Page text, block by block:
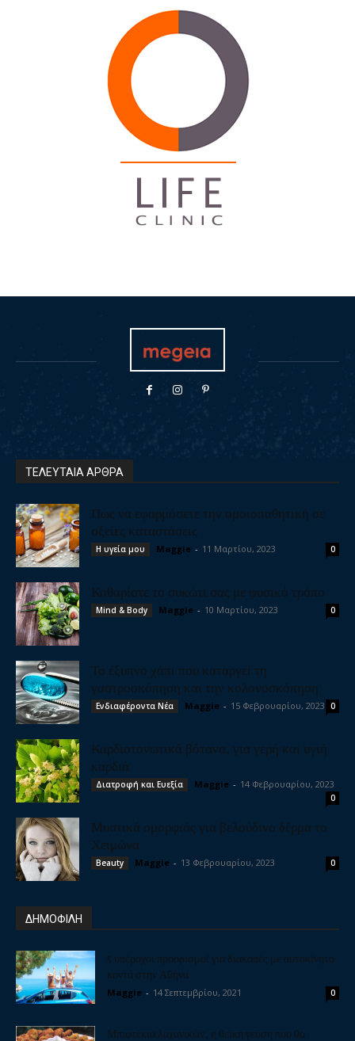
ΤΕΛΕΥΤΑΙΑ ΑΡΘΡΑ
Πως να εφαρμόσετε την ομοιοπαθητική σε
οξείες καταστάσεις
Η υγεία μου Maggie - 11 Μαρτίου, 2023 0
Καθαρίστε το συκώτι σας με φυσικό τρόπο
Mind & Body Maggie - 10 Μαρτίου, 2023 0
Το έξυπνο χάπι που καταργεί τη
γαστροσκόπηση και την κολονοσκόπηση
Ενδιαφέροντα Νέα Maggie - 15 Φεβρουαρίου, 2023 0
Καρδιοτονωτικά βότανα, για γερή και υγιή
καρδιά
Διατροφή και Ευεξία Maggie - 14 Φεβρουαρίου, 2023
0
Μυστικά ομορφιάς για βελούδινο δέρμα το
Χειμώνα
Beauty Maggie - 13 Φεβρουαρίου, 2023 0
ΔΗΜΟΦΙΛΗ
5 υπέροχοι προορισμοί για διακοπές με αυτοκίνητο
κοντά στην Αθήνα
Maggie - 14 Σεπτεμβρίου, 2021 0
Μπιφτέκια λαχανικών, η θεϊκή γεύση που θα